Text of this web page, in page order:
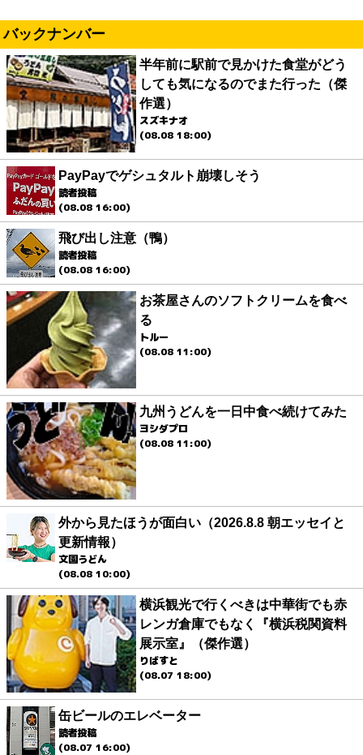
バックナンバー
半年前に駅前で見かけた食堂がどう
しても気になるのでまた行った（傑
作選）
スズキナオ
(08.08 18:00)
PayPayでゲシュタルト崩壊しそう
読者投稿
(08.08 16:00)
飛び出し注意（鴨）
読者投稿
(08.08 16:00)
お茶屋さんのソフトクリームを食べ
る
トルー
(08.08 11:00)
九州うどんを一日中食べ続けてみた
ヨシダプロ
(08.08 11:00)
外から見たほうが面白い（2026.8.8 朝エッセイと
更新情報）
文園うどん
(08.08 10:00)
横浜観光で行くべきは中華街でも赤
レンガ倉庫でもなく『横浜税関資料
展示室』（傑作選）
りばすと
(08.07 18:00)
缶ビールのエレベーター
読者投稿
(08.07 16:00)